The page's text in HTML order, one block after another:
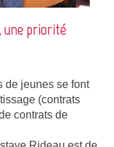
une priorité
de jeunes se font
(contrats
contrats de